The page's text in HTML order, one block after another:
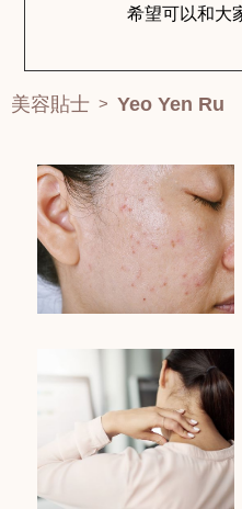
美容貼士 > Yeo Yen Ru